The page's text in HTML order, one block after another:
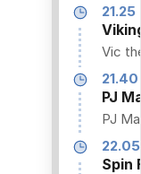
21.25
Vic
21.40
PJ
PJ
22.05
Spin